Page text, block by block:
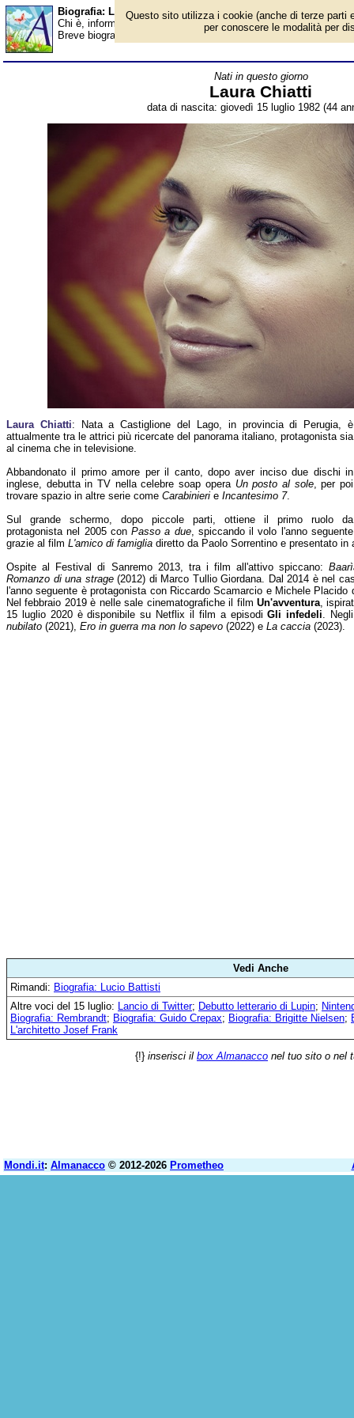
Biografia: Laura Chiatti - età - Almanacco
Chi è, informazioni, foto, qual è la data di nascita, età, dove è
Breve biografia. Voce dell'Almanacco.
Nati in questo giorno
Laura Chiatti
data di nascita: giovedì 15 luglio 1982 (44
Laura Chiatti: Nata a Castiglione del Lago, in provincia di Perugia, è
attualmente tra le attrici più ricercate del panorama italiano, protagonista sia
al cinema che in televisione.
Abbandonato il primo amore per il canto, dopo aver inciso due dischi in
inglese, debutta in TV nella celebre soap opera Un posto al sole, per poi
trovare spazio in altre serie come Carabinieri e Incantesimo 7.
Sul grande schermo, dopo piccole parti, ottiene il primo ruolo da
protagonista nel 2005 conPasso a due, spiccando il volo l'anno seguente
grazie al film L'amico di famiglia diretto da Paolo Sorrentino e presentato
Ospite al Festival di Sanremo 2013, tra i film all'attivo spiccano:
Romanzo di una strage(2012) di Marco Tullio Giordana. Dal 2014 è nel
l'anno seguente è protagonista con Riccardo Scamarcio e Michele
Nel febbraio 2019 è nelle sale cinematografiche il film Un'avventura,
15 luglio 2020 è disponibile su Netflix il film a episodiGli infedeli.
nubilato (2021), Ero in guerra ma non lo sapevo (2022) e La caccia (2023).
Vedi Anche
Rimandi: Biografia: Lucio Battisti
Altre voci del 15 luglio: Lancio di Twitter; Debutto letterario di Lupin;
Biografia: Rembrandt; Biografia: Guido Crepax; Biografia: Brigitte Nielsen;
L'architetto Josef Frank
{!} inserisci il box Almanacco nel tuo sito o nel
Mondi.it: Almanacco © 2012-2026 Prometheo
Questo sito utilizza i cookie (anche di terze parti
per conoscere le modalità per